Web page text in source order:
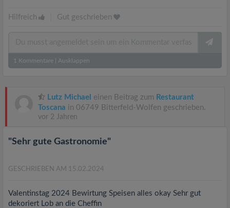
Hilfreich Gut geschrieben
1 Kommentare Ausklappen
Lutz Michael einen Beitrag zum Restaurant
Toscana in 06749 Bitterfeld-Wolfen geschrieben.
vor 2 Jahren
"Sehr gute Gastronomie"
GESCHRIEBEN AM 15.02.2024
Valentinstag 2024 Bewirtung Speisen alles okay Sehr gut
dekoriert Lob an die Cheffin